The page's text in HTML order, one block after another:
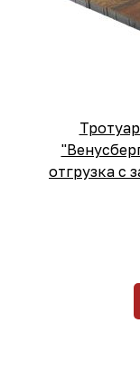
отгрузка с